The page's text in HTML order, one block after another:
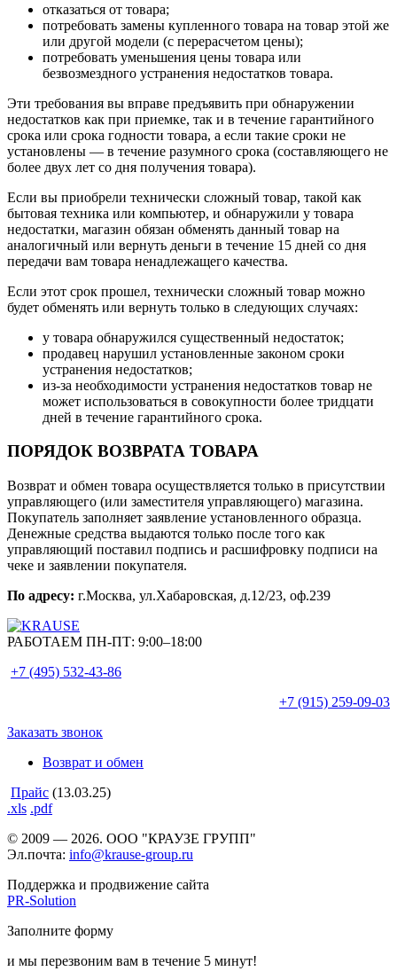
отказаться от товара;
потребовать замены купленного товара на товар этой же
или другой модели (с перерасчетом цены);
потребовать уменьшения цены товара или
безвозмездного устранения недостатков товара.
Эти требования вы вправе предъявить при обнаружении
недостатков как при приемке, так и в течение гарантийного
срока или срока годности товара, а если такие сроки не
установлены — в течение разумного срока (составляющего не
более двух лет со дня получения товара).
Если вы приобрели технически сложный товар, такой как
бытовая техника или компьютер, и обнаружили у товара
недостатки, магазин обязан обменять данный товар на
аналогичный или вернуть деньги в течение 15 дней со дня
передачи вам товара ненадлежащего качества.
Если этот срок прошел, технически сложный товар можно
будет обменять или вернуть только в следующих случаях:
у товара обнаружился существенный недостаток;
продавец нарушил установленные законом сроки
устранения недостатков;
из-за необходимости устранения недостатков товар не
может использоваться в совокупности более тридцати
дней в течение гарантийного срока.
ПОРЯДОК ВОЗВРАТА ТОВАРА
Возврат и обмен товара осуществляется только в присутствии
управляющего (или заместителя управляющего) магазина.
Покупатель заполняет заявление установленного образца.
Денежные средства выдаются только после того как
управляющий поставил подпись и расшифровку подписи на
чеке и заявлении покупателя.
По адресу: г.Москва, ул.Хабаровская, д.12/23, оф.239
РАБОТАЕМ ПН-ПТ: 9:00–18:00
+7 (495) 532-43-86
+7 (915) 259-09-03
Заказать звонок
Возврат и обмен
Прайс (13.03.25)
.xls .pdf
© 2009 — 2026. ООО "КРАУЗЕ ГРУПП"
Эл.почта: info@krause-group.ru
Поддержка и продвижение сайта
PR-Solution
Заполните форму
и мы перезвоним вам в течение 5 минут!